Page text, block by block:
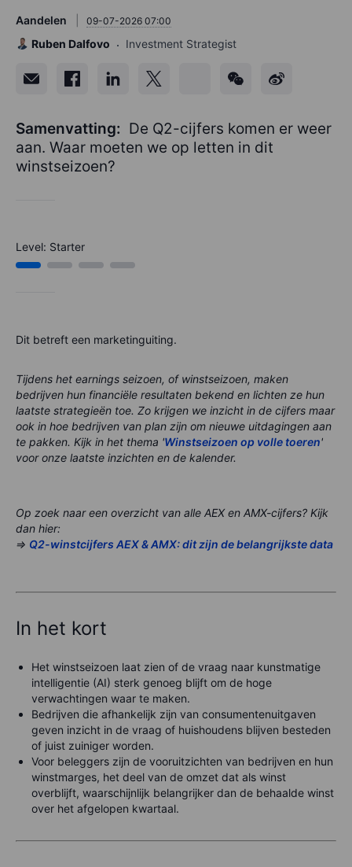
Aandelen 09-07-2026 07:00
Ruben Dalfovo Investment Strategist
Samenvatting: De Q2-cijfers komen er weer
aan. Waar moeten we op letten in dit
winstseizoen?
Level: Starter
Dit betreft een marketinguiting.
Tijdens het earnings seizoen, of winstseizoen, maken
bedrijven hun financiële resultaten bekend en lichten ze hun
laatste strategieën toe. Zo krijgen we inzicht in de cijfers maar
ook in hoe bedrijven van plan zijn om nieuwe uitdagingen aan
te pakken. Kijk in het thema 'Winstseizoen op volle toeren'
voor onze laatste inzichten en de kalender.
Op zoek naar een overzicht van alle AEX en AMX-cijfers? Kijk
dan hier:
=> Q2-winstcijfers AEX & AMX: dit zijn de belangrijkste data
In het kort
Het winstseizoen laat zien of de vraag naar kunstmatige
intelligentie (AI) sterk genoeg blijft om de hoge
verwachtingen waar te maken.
Bedrijven die afhankelijk zijn van consumentenuitgaven
geven inzicht in de vraag of huishoudens blijven besteden
of juist zuiniger worden.
Voor beleggers zijn de vooruitzichten van bedrijven en hun
winstmarges, het deel van de omzet dat als winst
overblijft, waarschijnlijk belangrijker dan de behaalde winst
over het afgelopen kwartaal.